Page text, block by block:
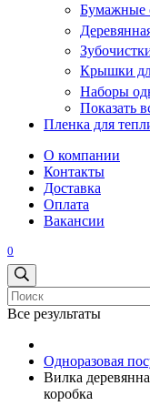
Бумажные
Крышки
Наборы
Показать
Пленка для
О компании
Контакты
Доставка
Оплата
Вакансии
0
Все результаты
Одноразовая
Вилка
коробка